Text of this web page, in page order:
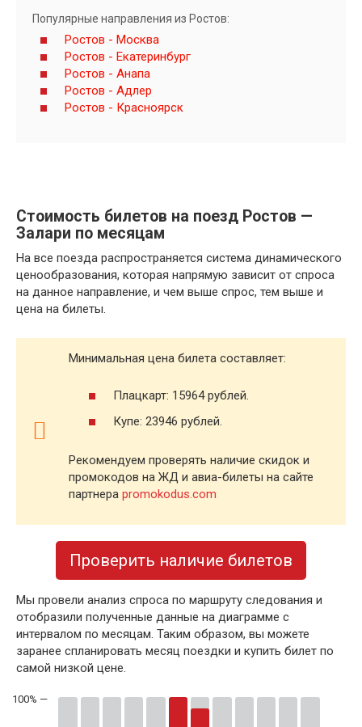
Популярные направления из Ростов:
Ростов - Москва
Ростов - Екатеринбург
Ростов - Анапа
Ростов - Адлер
Ростов - Красноярск
Стоимость билетов на поезд Ростов —
Залари по месяцам
На все поезда распространяется система динамического
ценообразования, которая напрямую зависит от спроса
на данное направление, и чем выше спрос, тем выше и
цена на билеты.
Минимальная цена билета составляет:
Плацкарт: 15964 рублей.
Купе: 23946 рублей.
Рекомендуем проверять наличие скидок и
промокодов на ЖД и авиа-билеты на сайте
партнера promokodus.com
Проверить наличие билетов
Мы провели анализ спроса по маршруту следования и
отобразили полученные данные на диаграмме с
интервалом по месяцам. Таким образом, вы можете
заранее спланировать месяц поездки и купить билет по
самой низкой цене.